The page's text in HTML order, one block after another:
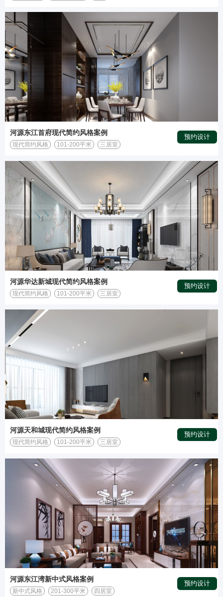
河源东江首府现代简约风格案例
现代简约风格 101-200平米 三居室
预约设计
河源华达新城现代简约风格案例
现代简约风格 101-200平米 三居室
预约设计
河源天和城现代简约风格案例
现代简约风格 101-200平米 三居室
预约设计
河源东江湾新中式风格案例
新中式风格 201-300平米 四居室
预约设计